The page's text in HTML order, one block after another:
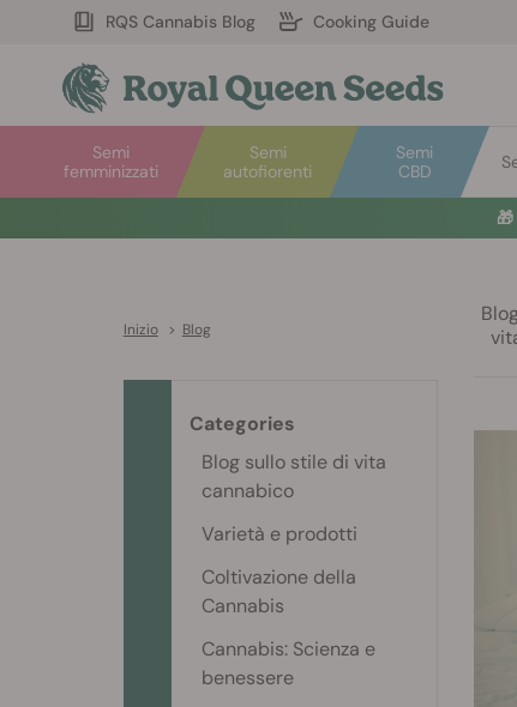
RQS Cannabis Blog Cooking Guide
Semi
autofiorenti
Semi
femminizzati
Semi
CBD
🎁
Inizio > Blog
Categories
Blog sullo stile di vita
cannabico
Varietà e prodotti
Coltivazione della
Cannabis
Cannabis: Scienza e
benessere